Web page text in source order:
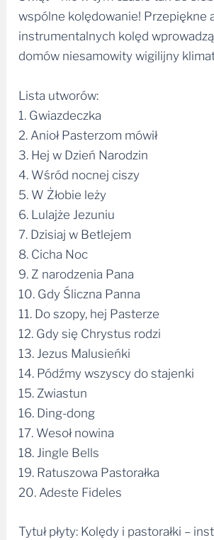
wspólne kolędowanie! Przepiękne
instrumentalnych kolęd
domów niesamowity wigilijny
Lista utworów:
1. Gwiazdeczka
2. Anioł Pasterzom mówił
3. Hej w Dzień Narodzin
4. Wśród nocnej ciszy
5. W Żłobie leży
6. Lulajże Jezuniu
7. Dzisiaj w Betlejem
8. Cicha Noc
9. Z narodzenia Pana
10. Gdy Śliczna Panna
11. Do szopy, hej Pasterze
12. Gdy się Chrystus rodzi
13. Jezus Malusieńki
14. Pódźmy wszyscy do stajenki
15. Zwiastun
16. Ding-dong
17. Wesoł nowina
18. Jingle Bells
19. Ratuszowa Pastorałka
20. Adeste Fideles
Tytuł płyty: Kolędy i pastorałki –